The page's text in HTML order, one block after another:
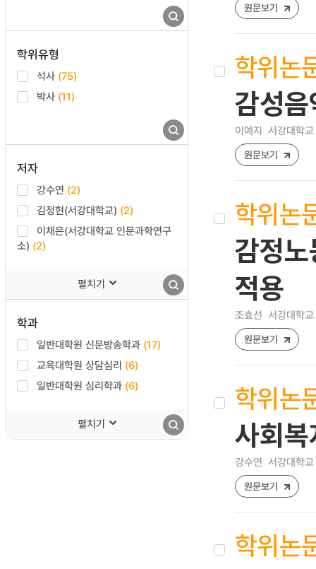
학위유형
석사 (75)
박사 (11)
저자
강수연 (2)
김정현(서강대학교) (2)
이채은(서강대학교 인문과학연구
소) (2)
펼치기
학과
일반대학원 신문방송학과 (17)
교육대학원 상담심리 (6)
일반대학원 심리학과 (6)
펼치기
원문보기
학위논
감성
이예지 서강대학
원문보기
학위논
감정
적용
조효선 서강대학
원문보기
학위논
사회
강수연 서강대학
원문보기
학위논